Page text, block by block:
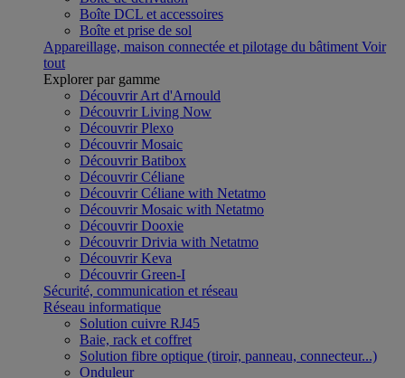
Boîte DCL et accessoires
Boîte et prise de sol
Appareillage, maison connectée et pilotage du bâtiment Voir
tout
Explorer par gamme
Découvrir Art d'Arnould
Découvrir Living Now
Découvrir Plexo
Découvrir Mosaic
Découvrir Batibox
Découvrir Céliane
Découvrir Céliane with Netatmo
Découvrir Mosaic with Netatmo
Découvrir Dooxie
Découvrir Drivia with Netatmo
Découvrir Keva
Découvrir Green-I
Sécurité, communication et réseau
Réseau informatique
Solution cuivre RJ45
Baie, rack et coffret
Solution fibre optique (tiroir, panneau, connecteur...)
Onduleur